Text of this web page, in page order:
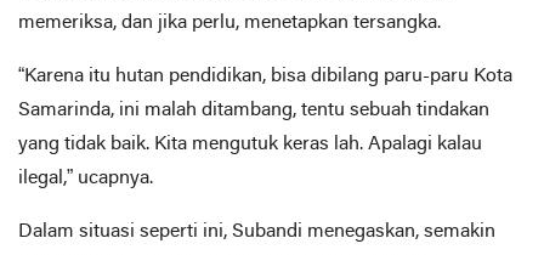
memeriksa, dan jika perlu, menetapkan tersangka.
“Karena itu hutan pendidikan, bisa dibilang paru-paru Kota
Samarinda, ini malah ditambang, tentu sebuah tindakan
yang tidak baik. Kita mengutuk keras lah. Apalagi kalau
ilegal,” ucapnya.
Dalam situasi seperti ini, Subandi menegaskan, semakin